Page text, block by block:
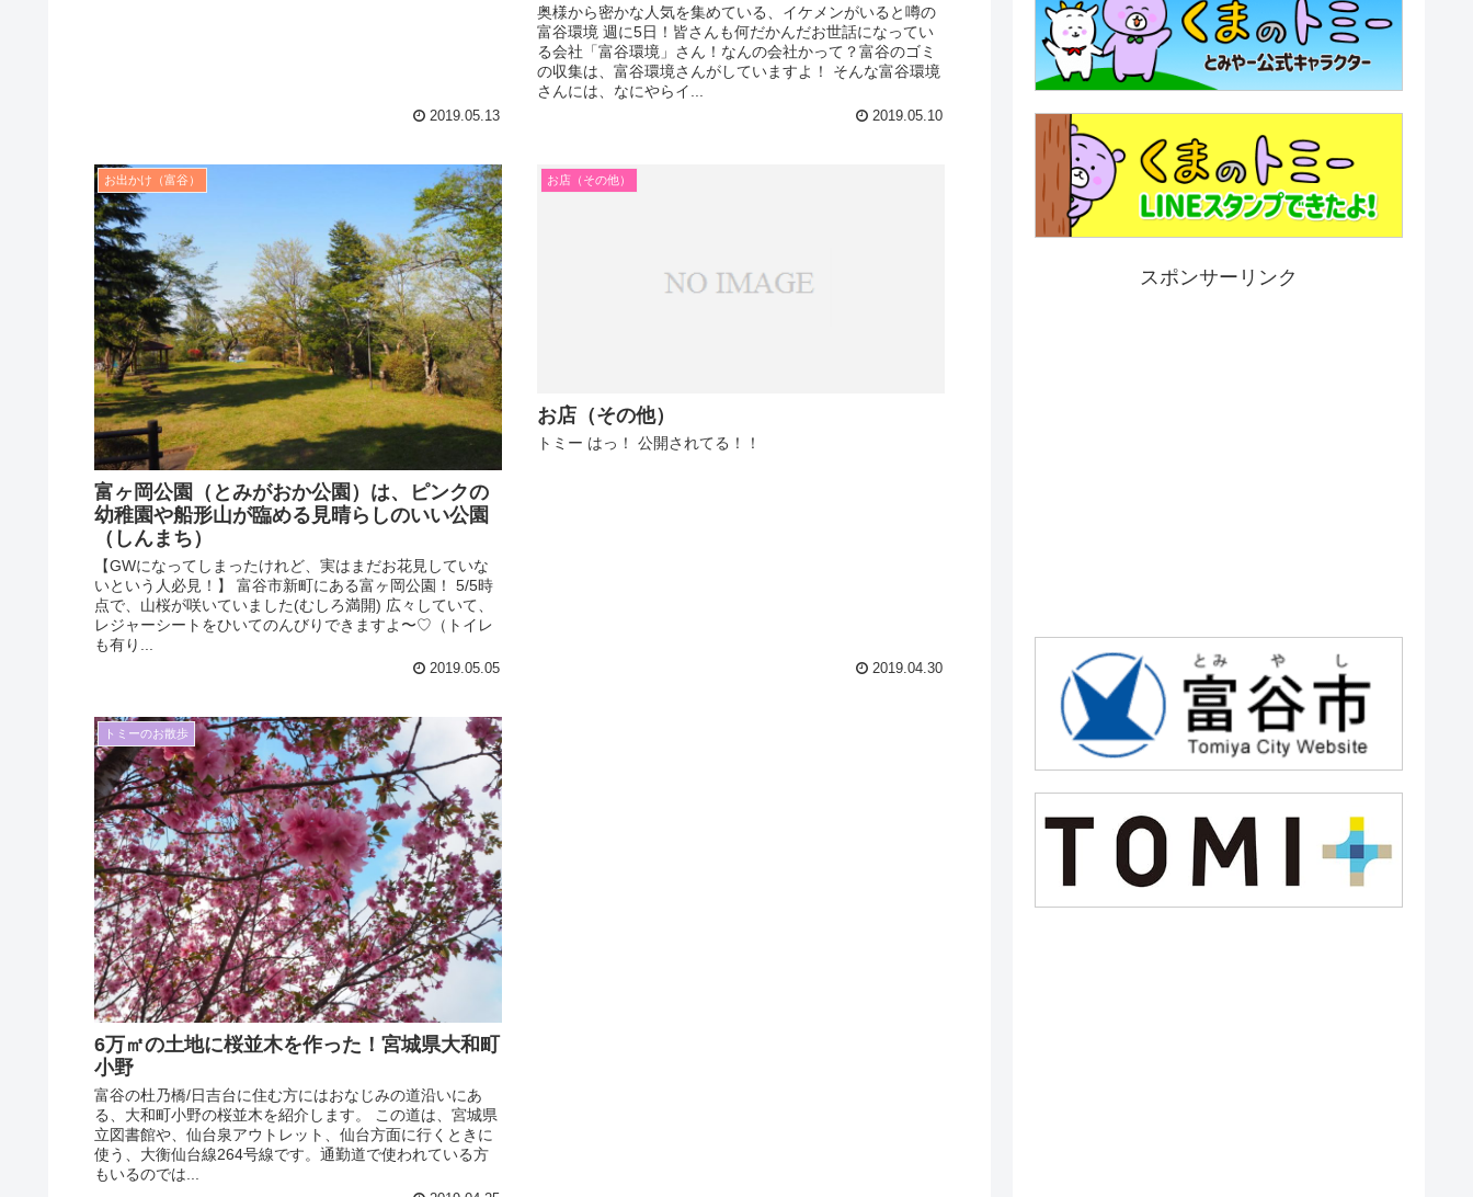
2019.05.13
奥様から密かな人気を集めている、イケメンがいると噂の
富谷環境 週に5日！皆さんも何だかんだお世話になってい
る会社「富谷環境」さん！なんの会社かって？富谷のゴミ
の収集は、富谷環境さんがしていますよ！ そんな富谷環境
さんには、なにやらイ...
2019.05.10
お出かけ（富谷）
富ヶ岡公園（とみがおか公園）は、ピンクの
幼稚園や船形山が臨める見晴らしのいい公園
（しんまち）
【GWになってしまったけれど、実はまだお花見していな
いという人必見！】 富谷市新町にある富ヶ岡公園！ 5/5時
点で、山桜が咲いていました(むしろ満開) 広々していて、
レジャーシートをひいてのんびりできますよ〜♡（トイレ
も有り...
2019.05.05
お店（その他）
お店（その他）
トミー はっ！ 公開されてる！！
2019.04.30
トミーのお散歩
6万㎡の土地に桜並木を作った！宮城県大和町
小野
富谷の杜乃橋/日吉台に住む方にはおなじみの道沿いにあ
る、大和町小野の桜並木を紹介します。 この道は、宮城県
立図書館や、仙台泉アウトレット、仙台方面に行くときに
使う、大衡仙台線264号線です。通勤道で使われている方
もいるのでは...
スポンサーリンク